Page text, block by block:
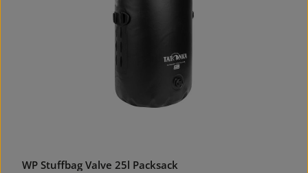
WP Stuffbag Valve 25l Packsack